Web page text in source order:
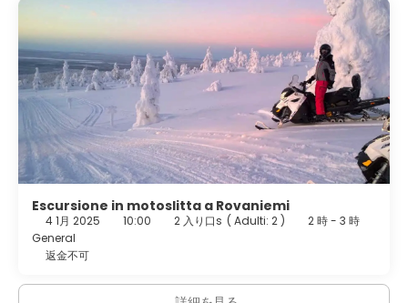
Escursione in motoslitta a Rovaniemi
4 1月 2025 10:00 2 入り口s ( Adulti: 2 )
2 時 - 3 時
General
返金不可